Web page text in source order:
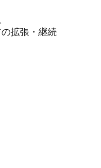
拡張・継続